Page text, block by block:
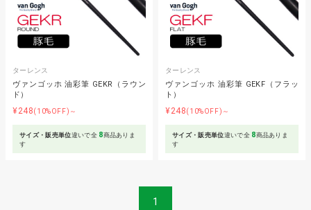
ターレンス
ヴァンゴッホ 油彩筆 GEKR（ラウン
ド）
¥248(10%OFF)～
サイズ・販売単位違いで全 8商品ありま
す
ターレンス
ヴァンゴッホ 油彩筆 GEKF（フラッ
ト）
¥248(10%OFF)～
サイズ・販売単位違いで全 8商品ありま
す
1